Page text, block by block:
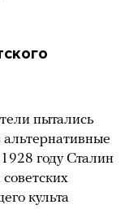
пытались
году Сталин
культа